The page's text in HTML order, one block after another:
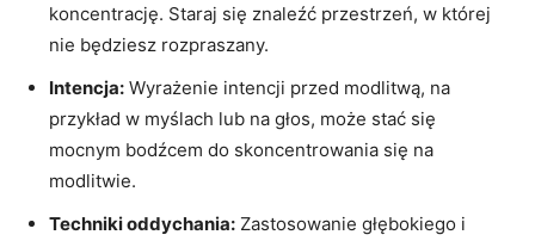
koncentrację. Staraj się znaleźć przestrzeń,​ w ​której
nie będziesz rozpraszany.
Intencja: ⁢Wyrażenie​ intencji przed modlitwą, na
przykład w myślach lub na głos, może stać się
mocnym bodźcem do skoncentrowania się na
modlitwie.
Techniki oddychania: ⁢Zastosowanie głębokiego i